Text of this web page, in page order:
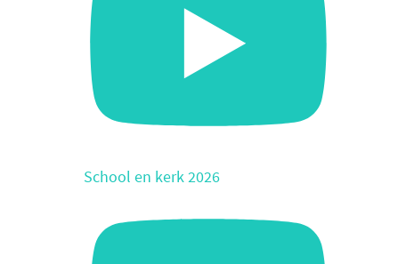
School en kerk 2026